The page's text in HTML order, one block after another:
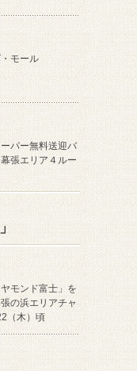
モール
ーパー無料送迎バ
張エリア４ルー
モンド富士」を
の浜エリアチャ
（木）頃